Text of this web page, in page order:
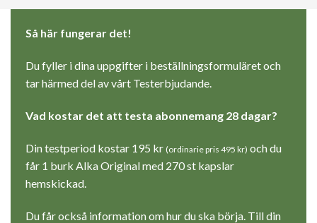
Så här fungerar det!
Du fyller i dina uppgifter i beställningsformuläret och
tar härmed del av vårt Testerbjudande.
Vad kostar det att testa abonnemang 28 dagar?
Din testperiod kostar 195 kr (ordinarie pris 495 kr) och du
får 1 burk Alka Original med 270 st kapslar
hemskickad.
Du får också information om hur du ska börja. Till din